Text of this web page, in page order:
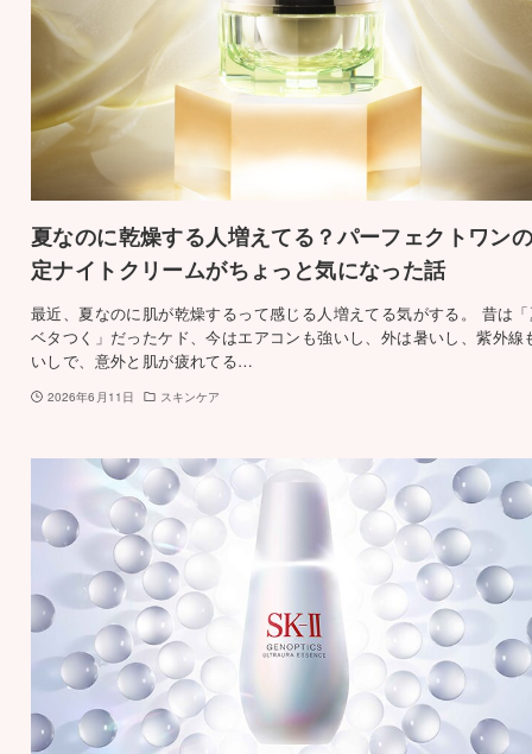
夏なのに乾燥する人増えてる？パーフェクトワン
定ナイトクリームがちょっと気になった話
最近、夏なのに肌が乾燥するって感じる人増えてる気がする。 昔は
ベタつく」だったケド、今はエアコンも強いし、外は暑いし、紫外線
いしで、意外と肌が疲れてる…
2026年6月11日 スキンケア